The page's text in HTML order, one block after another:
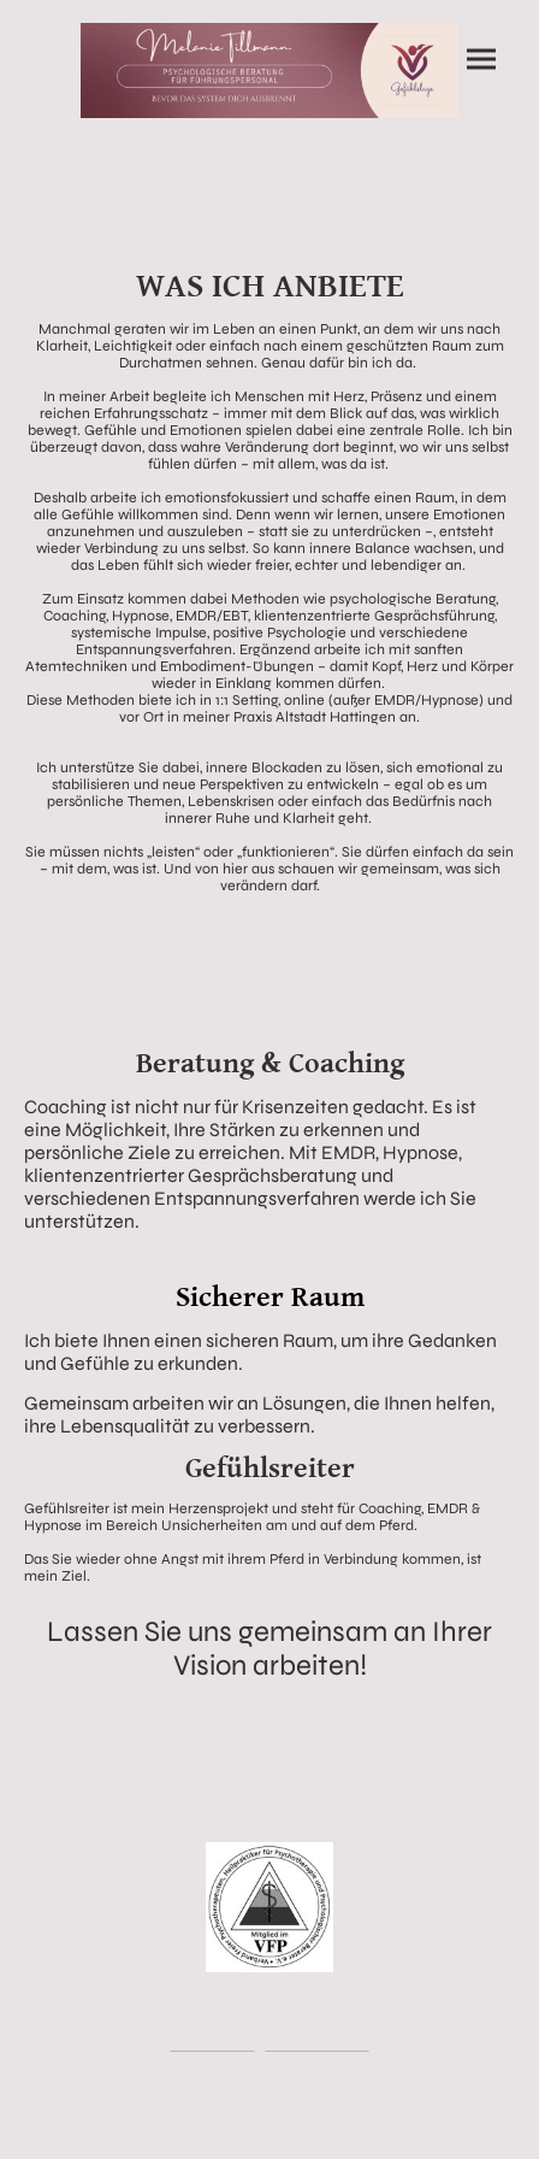
WAS ICH ANBIETE
Manchmal geraten wir im Leben an einen Punkt, an dem wir uns nach
Klarheit, Leichtigkeit oder einfach nach einem geschützten Raum zum
Durchatmen sehnen. Genau dafür bin ich da.
In meiner Arbeit begleite ich Menschen mit Herz, Präsenz und einem
reichen Erfahrungsschatz – immer mit dem Blick auf das, was wirklich
bewegt. Gefühle und Emotionen spielen dabei eine zentrale Rolle. Ich bin
überzeugt davon, dass wahre Veränderung dort beginnt, wo wir uns selbst
fühlen dürfen – mit allem, was da ist.
Deshalb arbeite ich emotionsfokussiert und schaffe einen Raum, in dem
alle Gefühle willkommen sind. Denn wenn wir lernen, unsere Emotionen
anzunehmen und auszuleben – statt sie zu unterdrücken –, entsteht
wieder Verbindung zu uns selbst. So kann innere Balance wachsen, und
das Leben fühlt sich wieder freier, echter und lebendiger an.
Zum Einsatz kommen dabei Methoden wie psychologische Beratung,
Coaching, Hypnose, EMDR/EBT, klientenzentrierte Gesprächsführung,
systemische Impulse, positive Psychologie und verschiedene
Entspannungsverfahren. Ergänzend arbeite ich mit sanften
Atemtechniken und Embodiment-Übungen – damit Kopf, Herz und Körper
wieder in Einklang kommen dürfen.
Diese Methoden biete ich in 1:1 Setting, online (außer EMDR/Hypnose) und
vor Ort in meiner Praxis Altstadt Hattingen an.
Ich unterstütze Sie dabei, innere Blockaden zu lösen, sich emotional zu
stabilisieren und neue Perspektiven zu entwickeln – egal ob es um
persönliche Themen, Lebenskrisen oder einfach das Bedürfnis nach
innerer Ruhe und Klarheit geht.
Sie müssen nichts „leisten“ oder „funktionieren“. Sie dürfen einfach da sein
– mit dem, was ist. Und von hier aus schauen wir gemeinsam, was sich
verändern darf.
Beratung & Coaching
Coaching ist nicht nur für Krisenzeiten gedacht. Es ist
eine Möglichkeit, Ihre Stärken zu erkennen und
persönliche Ziele zu erreichen. Mit EMDR, Hypnose,
klientenzentrierter Gesprächsberatung und
verschiedenen Entspannungsverfahren werde ich Sie
unterstützen.
Sicherer Raum
Ich biete Ihnen einen sicheren Raum, um ihre Gedanken
und Gefühle zu erkunden.
Gemeinsam arbeiten wir an Lösungen, die Ihnen helfen,
ihre Lebensqualität zu verbessern.
Gefühlsreiter
Gefühlsreiter ist mein Herzensprojekt und steht für Coaching, EMDR &
Hypnose im Bereich Unsicherheiten am und auf dem Pferd.
Das Sie wieder ohne Angst mit ihrem Pferd in Verbindung kommen, ist
mein Ziel.
Lassen Sie uns gemeinsam an Ihrer
Vision arbeiten!